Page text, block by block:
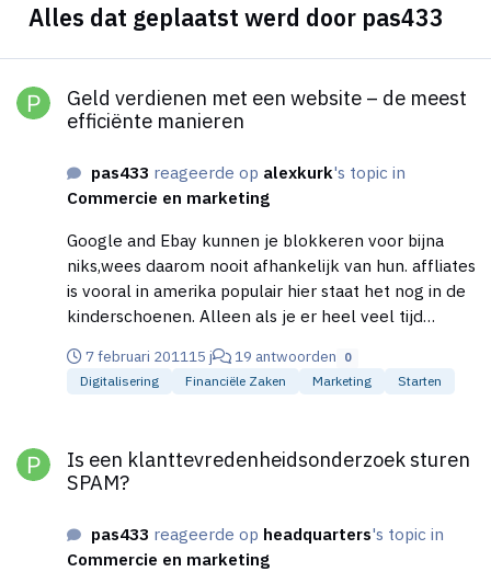
Alles dat geplaatst werd door pas433
Geld verdienen met een website – de meest
efficiënte manieren
pas433 reageerde op alexkurk's topic in
Commercie en marketing
Google and Ebay kunnen je blokkeren voor bijna
niks,wees daarom nooit afhankelijk van hun. affliates
is vooral in amerika populair hier staat het nog in de
kinderschoenen. Alleen als je er heel veel tijd
veel werk moeten doen tegen een zeer modaal
inkomen als je mazzel hebt.
7 februari 201115 j 19 antwoorden 0
Digitalisering Financiële Zaken Marketing Starten
Is een klanttevredenheidsonderzoek sturen
SPAM?
pas433 reageerde op headquarters's topic in
Commercie en marketing